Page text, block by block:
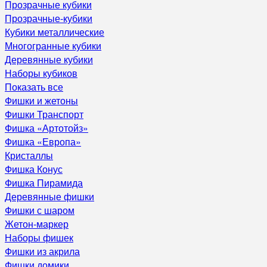
Прозрачные кубики
Прозрачные-кубики
Кубики металлические
Многогранные кубики
Деревянные кубики
Наборы кубиков
Показать все
Фишки и жетоны
Фишки Транспорт
Фишка «Артотойз»
Фишка «Европа»
Кристаллы
Фишка Конус
Фишка Пирамида
Деревянные фишки
Фишки с шаром
Жетон-маркер
Наборы фишек
Фишки из акрила